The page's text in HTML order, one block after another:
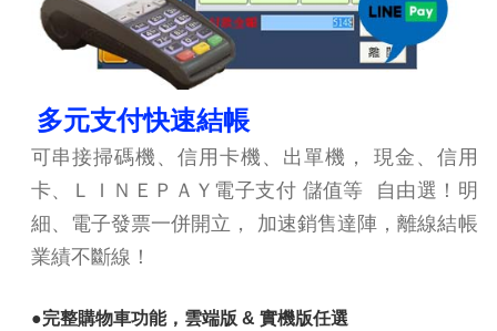
多元支付快速結帳
可串接掃碼機、信用卡機、出單機， 現金、信用
卡、ＬＩＮＥＰＡＹ電子支付 儲值等 自由選！明
細、電子發票一併開立， 加速銷售達陣，離線結帳
業績不斷線！
●完整購物車功能，雲端版 & 實機版任選